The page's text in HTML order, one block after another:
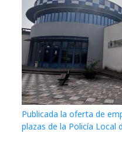
Publicada la oferta de
plazas de la Policía Local